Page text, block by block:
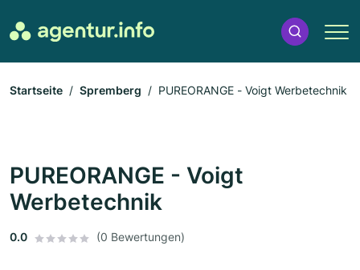
Startseite Spremberg PUREORANGE - Voigt Werbetechnik
PUREORANGE - Voigt
Werbetechnik
0.0 (0 Bewertungen)